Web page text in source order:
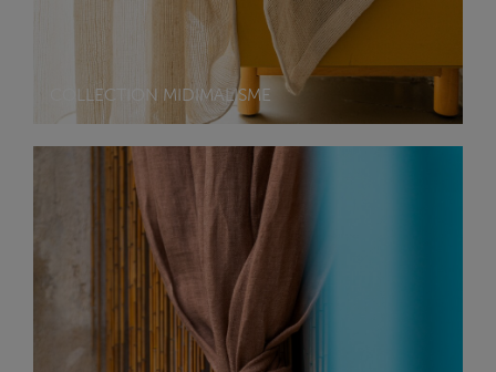
COLLECTION MIDIMALISME